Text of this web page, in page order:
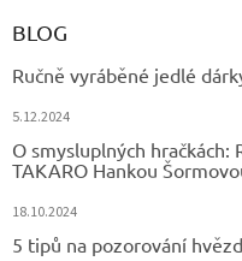
BLOG
Ručně vyráběné jedlé
5.12.2024
O smysluplných
TAKARO Hankou
18.10.2024
5 tipů na pozorování